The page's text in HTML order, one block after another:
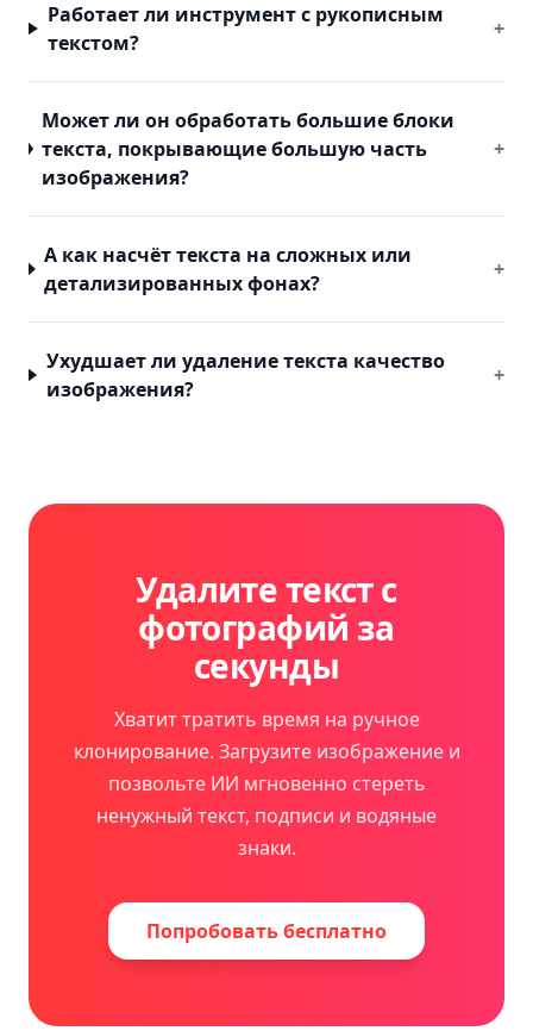
Работает ли инструмент с рукописным
текстом?
+
Может ли он обработать большие блоки
текста, покрывающие большую часть
изображения?
+
А как насчёт текста на сложных или
детализированных фонах?
+
Ухудшает ли удаление текста качество
изображения?
+
Удалите текст с
фотографий за
секунды
Хватит тратить время на ручное
клонирование. Загрузите изображение и
позвольте ИИ мгновенно стереть
ненужный текст, подписи и водяные
знаки.
Попробовать бесплатно